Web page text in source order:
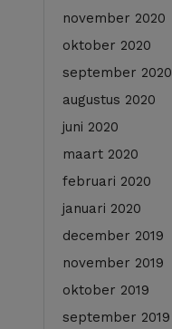
november 2020
oktober 2020
september 2020
augustus 2020
juni 2020
maart 2020
februari 2020
januari 2020
december 2019
november 2019
oktober 2019
september 2019